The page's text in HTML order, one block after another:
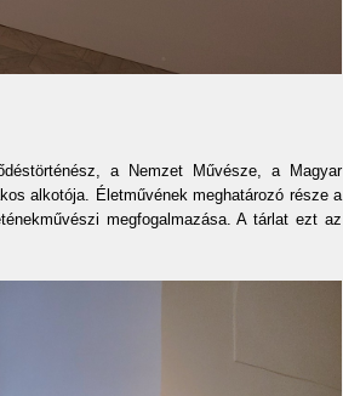
a Nemzet Művésze, a Magyar
alkotója. Életművének meghatározó része a
megfogalmazása. A tárlat ezt az